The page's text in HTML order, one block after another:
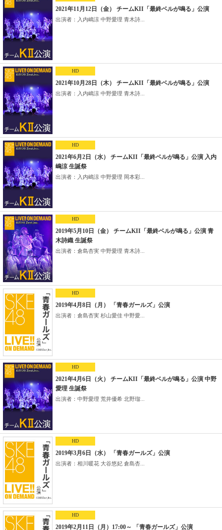
2021年11月12日（金） チームKII「最終ベルが鳴る」公演
出演者：入内嶋涼 中野愛理 青木詩...
HD
2021年10月28日（木） チームKII「最終ベルが鳴る」公演
出演者：入内嶋涼 中野愛理 青木詩...
HD
2021年6月2日（水） チームKII「最終ベルが鳴る」公演 入内
嶋涼 生誕祭
出演者：入内嶋涼 中野愛理 岡本彩...
HD
2019年5月10日（金） チームKII「最終ベルが鳴る」公演 青
木詩織 生誕祭
出演者：倉島杏実 中野愛理 青木詩...
HD
2019年4月8日（月） 「青春ガールズ」公演
出演者：倉島杏実 杉山愛佳 中野愛...
HD
2021年4月6日（火） チームKII「最終ベルが鳴る」公演 中野
愛理 生誕祭
出演者：中野愛理 荒井優希 北野瑠...
HD
2019年3月6日（水） 「青春ガールズ」公演
出演者：相川暖花 大谷悠妃 倉島杏...
HD
2019年2月11日（月）17:00～ 「青春ガールズ」公演